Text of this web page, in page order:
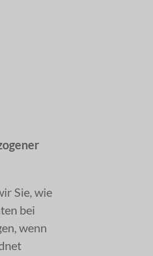
Sie, wie
bei
wenn